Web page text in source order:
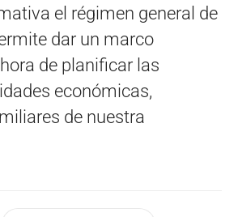
el régimen general de
dar un marco
de planificar las
económicas,
de nuestra